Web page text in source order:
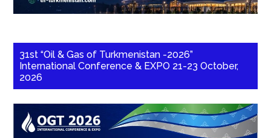
31st “Oil & Gas of Turkmenistan -2026”
International Conference & EXPO 21-23 October,
2026